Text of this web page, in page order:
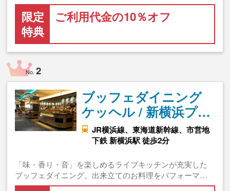
限定
特典
ご利用代金の10％オフ
No.2
ブッフェダイニング
ケッヘル / 新横浜プ…
JR横浜線、東海道新幹線、市営地
下鉄 新横浜駅 徒歩2分
「味・香り・音」を楽しめるライブキッチンが充実した
ブッフェダイニング。出来立てのお料理をパフォーマ…